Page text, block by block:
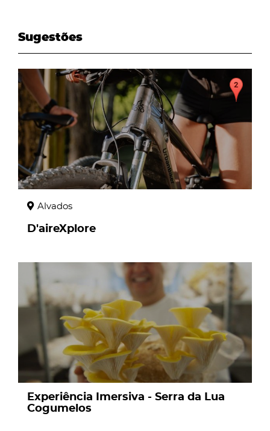
Sugestões
page
Alvados
D'aireXplore
page
Experiência Imersiva - Serra da Lua
Cogumelos